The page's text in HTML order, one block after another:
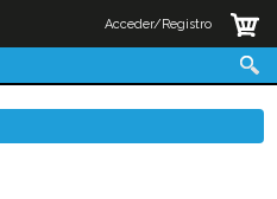
Acceder/Registro